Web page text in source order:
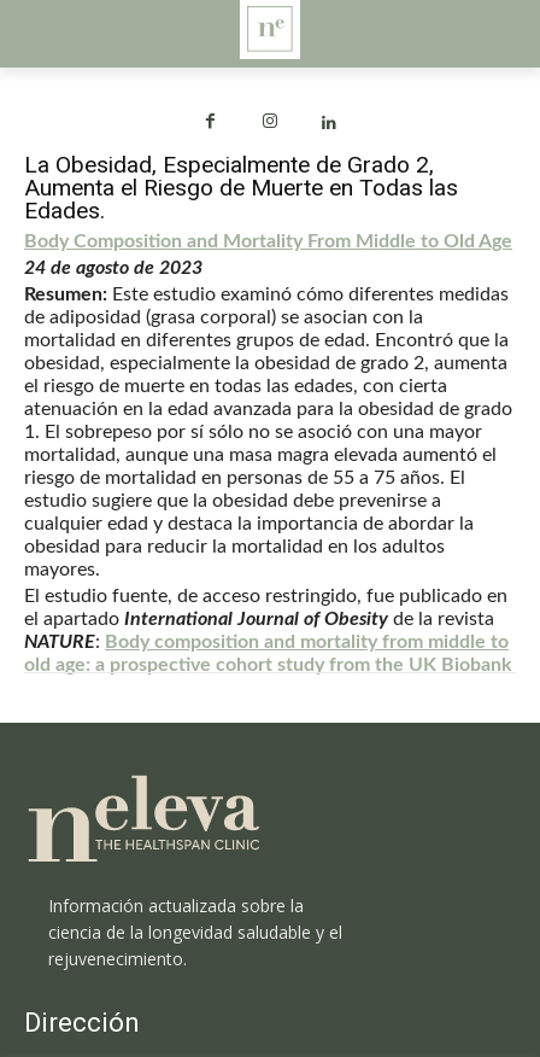
La Obesidad, Especialmente de Grado 2,
Aumenta el Riesgo de Muerte en Todas las
Edades.
Body Composition and Mortality From Middle to Old Age
24 de agosto de 2023
Resumen: Este estudio examinó cómo diferentes medidas
de adiposidad (grasa corporal) se asocian con la
mortalidad en diferentes grupos de edad. Encontró que la
obesidad, especialmente la obesidad de grado 2, aumenta
el riesgo de muerte en todas las edades, con cierta
atenuación en la edad avanzada para la obesidad de grado
1. El sobrepeso por sí sólo no se asoció con una mayor
mortalidad, aunque una masa magra elevada aumentó el
riesgo de mortalidad en personas de 55 a 75 años. El
estudio sugiere que la obesidad debe prevenirse a
cualquier edad y destaca la importancia de abordar la
obesidad para reducir la mortalidad en los adultos
mayores.
El estudio fuente, de acceso restringido, fue publicado en
el apartado International Journal of Obesity de la revista
NATURE: Body composition and mortality from middle to
old age: a prospective cohort study from the UK Biobank
Información actualizada sobre la
ciencia de la longevidad saludable y el
rejuvenecimiento.
Dirección